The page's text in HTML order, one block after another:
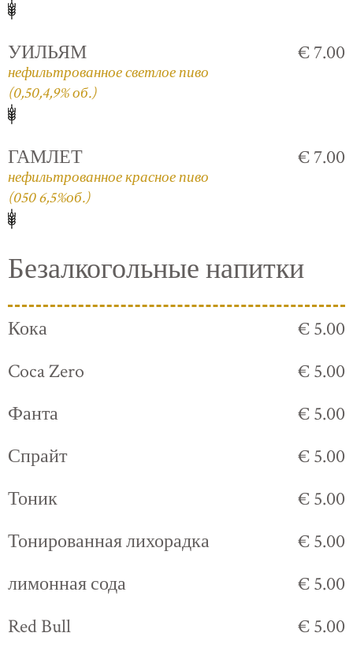
УИЛЬЯМ
нефильтрованное светлое пиво
(0,50,4,9% об.)
€ 7.00
ГАМЛЕТ
нефильтрованное красное пиво
(050 6,5%об.)
€ 7.00
Безалкогольные напитки
Кока
€ 5.00
Coca Zero
€ 5.00
Фанта
€ 5.00
Спрайт
€ 5.00
Тоник
€ 5.00
Тонированная лихорадка
€ 5.00
лимонная сода
€ 5.00
Red Bull
€ 5.00